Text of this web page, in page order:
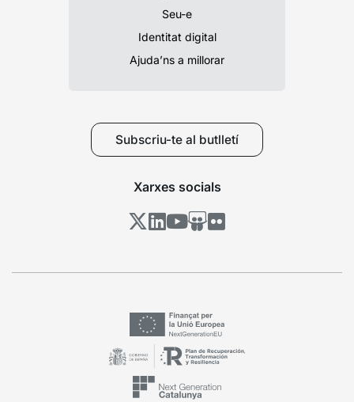
Seu-e
Identitat digital
Ajuda’ns a millorar
Subscriu-te al butlletí
Xarxes socials